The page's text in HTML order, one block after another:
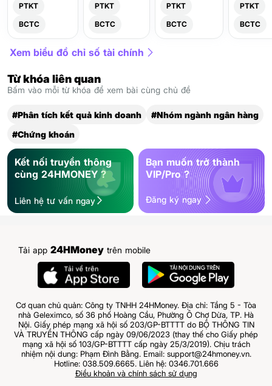
PTKT
BCTC
PTKT
BCTC
PTKT
BCTC
PTKT
BCTC
Xem biểu đồ chỉ số tài chính
Từ khóa liên quan
Bấm vào mỗi từ khóa để xem bài cùng chủ đề
#Phân tích kết quả kinh doanh
#Nhóm ngành ngân hàng
#Chứng khoán
Kết nối truyền thông
cùng 24HMONEY ?
Liên hệ tư vấn ngay
Bạn muốn trở thành
VIP/Pro ?
Đăng ký ngay
Tải app 24HMoney trên mobile
Cơ quan chủ quản: Công ty TNHH 24HMoney. Địa chỉ: Tầng 5 - Tòa
nhà Geleximco, số 36 phố Hoàng Cầu, Phường Ô Chợ Dừa, TP. Hà
Nội. Giấy phép mạng xã hội số 203/GP-BTTTT do BỘ THÔNG TIN
VÀ TRUYỀN THÔNG cấp ngày 09/06/2023 (thay thế cho Giấy phép
mạng xã hội số 103/GP-BTTTT cấp ngày 25/3/2019). Chịu trách
nhiệm nội dung: Phạm Đình Bằng. Email: support@24hmoney.vn.
Hotline: 038.509.6665. Liên hệ: 0346.701.666
Điều khoản và chính sách sử dụng